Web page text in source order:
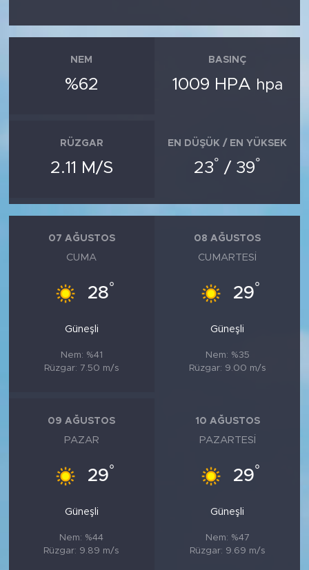
NEM
%62
BASINÇ
1009 HPA hpa
RÜZGAR
2.11 M/S
EN DÜŞÜK / EN YÜKSEK
23° / 39°
07 AĞUSTOS
CUMA
28°
Güneşli
Nem: %41
Rüzgar: 7.50 m/s
08 AĞUSTOS
CUMARTESI
29°
Güneşli
Nem: %35
Rüzgar: 9.00 m/s
09 AĞUSTOS
PAZAR
29°
Güneşli
Nem: %44
Rüzgar: 9.89 m/s
10 AĞUSTOS
PAZARTESI
29°
Güneşli
Nem: %47
Rüzgar: 9.69 m/s